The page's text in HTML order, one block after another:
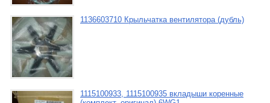
1136603710 Крыльчатка вентилятора (дубль)
1115100933, 1115100935 вкладыши коренные